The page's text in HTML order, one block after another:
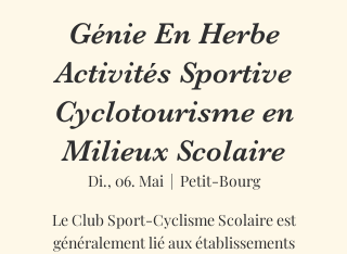
Génie En Herbe
Activités Sportive
Cyclotourisme en
Milieux Scolaire
Di., 06. Mai
  |
Petit-Bourg
Le Club Sport-Cyclisme Scolaire est
généralement lié aux établissements